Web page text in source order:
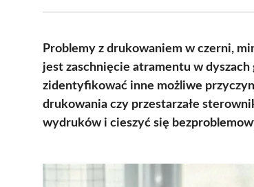
Problemy z drukowaniem w czerni,
jest zaschnięcie atramentu w
zidentyfikować inne możliwe
drukowania czy przestarzałe
wydruków i cieszyć się